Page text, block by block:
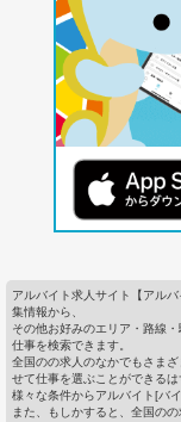
アルバイト求人サイト【アル
集情報から、
その他お好みのエリア・路線
仕事を検索できます。
全国のの求人のなかでもさま
せて仕事を選ぶことができるは
様々な条件からアルバイト[バ
また、もしかすると、全国の